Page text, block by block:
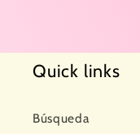
Quick links
Búsqueda